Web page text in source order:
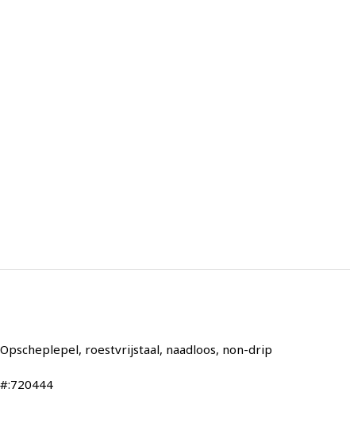
Opscheplepel, roestvrijstaal, naadloos, non-drip
#:720444